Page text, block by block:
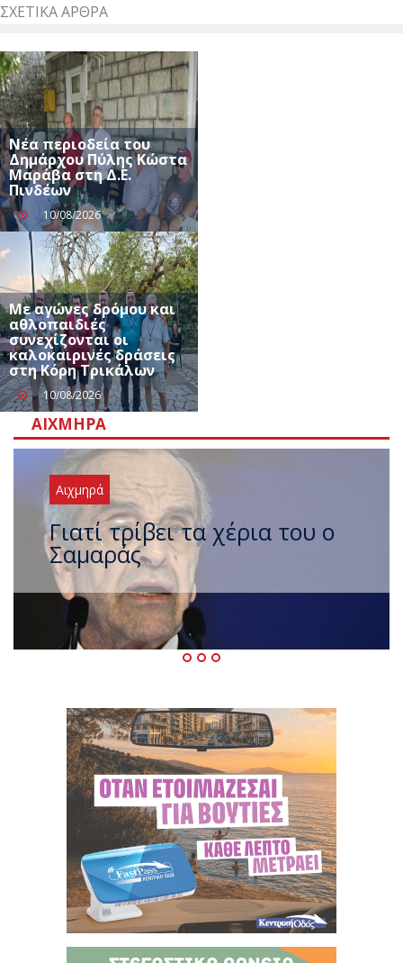
ΣΧΕΤΙΚΆ ΆΡΘΡΑ
Νέα περιοδεία του
Δημάρχου Πύλης Κώστα
Μαράβα στη Δ.Ε.
Πινδέων
10/08/2026
Με αγώνες δρόμου και
αθλοπαιδιές
συνεχίζονται οι
καλοκαιρινές δράσεις
στη Κόρη Τρικάλων
10/08/2026
ΑΙΧΜΗΡΆ
Αιχμηρά
Ξαναχτύπησαν